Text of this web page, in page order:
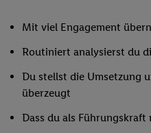
Mit viel Engagement
Routiniert analysierst du
Du stellst die Umsetzung
überzeugt
Dass du als